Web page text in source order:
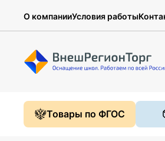
О компанииУсловия работы
Товары по ФГОС